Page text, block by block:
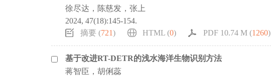
徐尽达，陈慈发，张上
2024, 47(18):145-154.
摘要 (721) HTML (0) PDF 10.74 M (1260)
基于改进RT-DETR的浅水海洋生物识别方法
蒋智臣，胡俐蕊